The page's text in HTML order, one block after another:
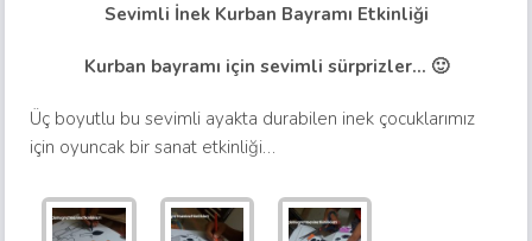
Sevimli İnek Kurban Bayramı Etkinliği
Kurban bayramı için sevimli sürprizler… 🙂
Üç boyutlu bu sevimli ayakta durabilen inek çocuklarımız
için oyuncak bir sanat etkinliği…